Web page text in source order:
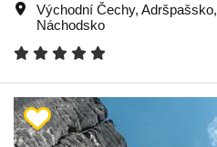
Východní Čechy, Adršpašsko,
Náchodsko